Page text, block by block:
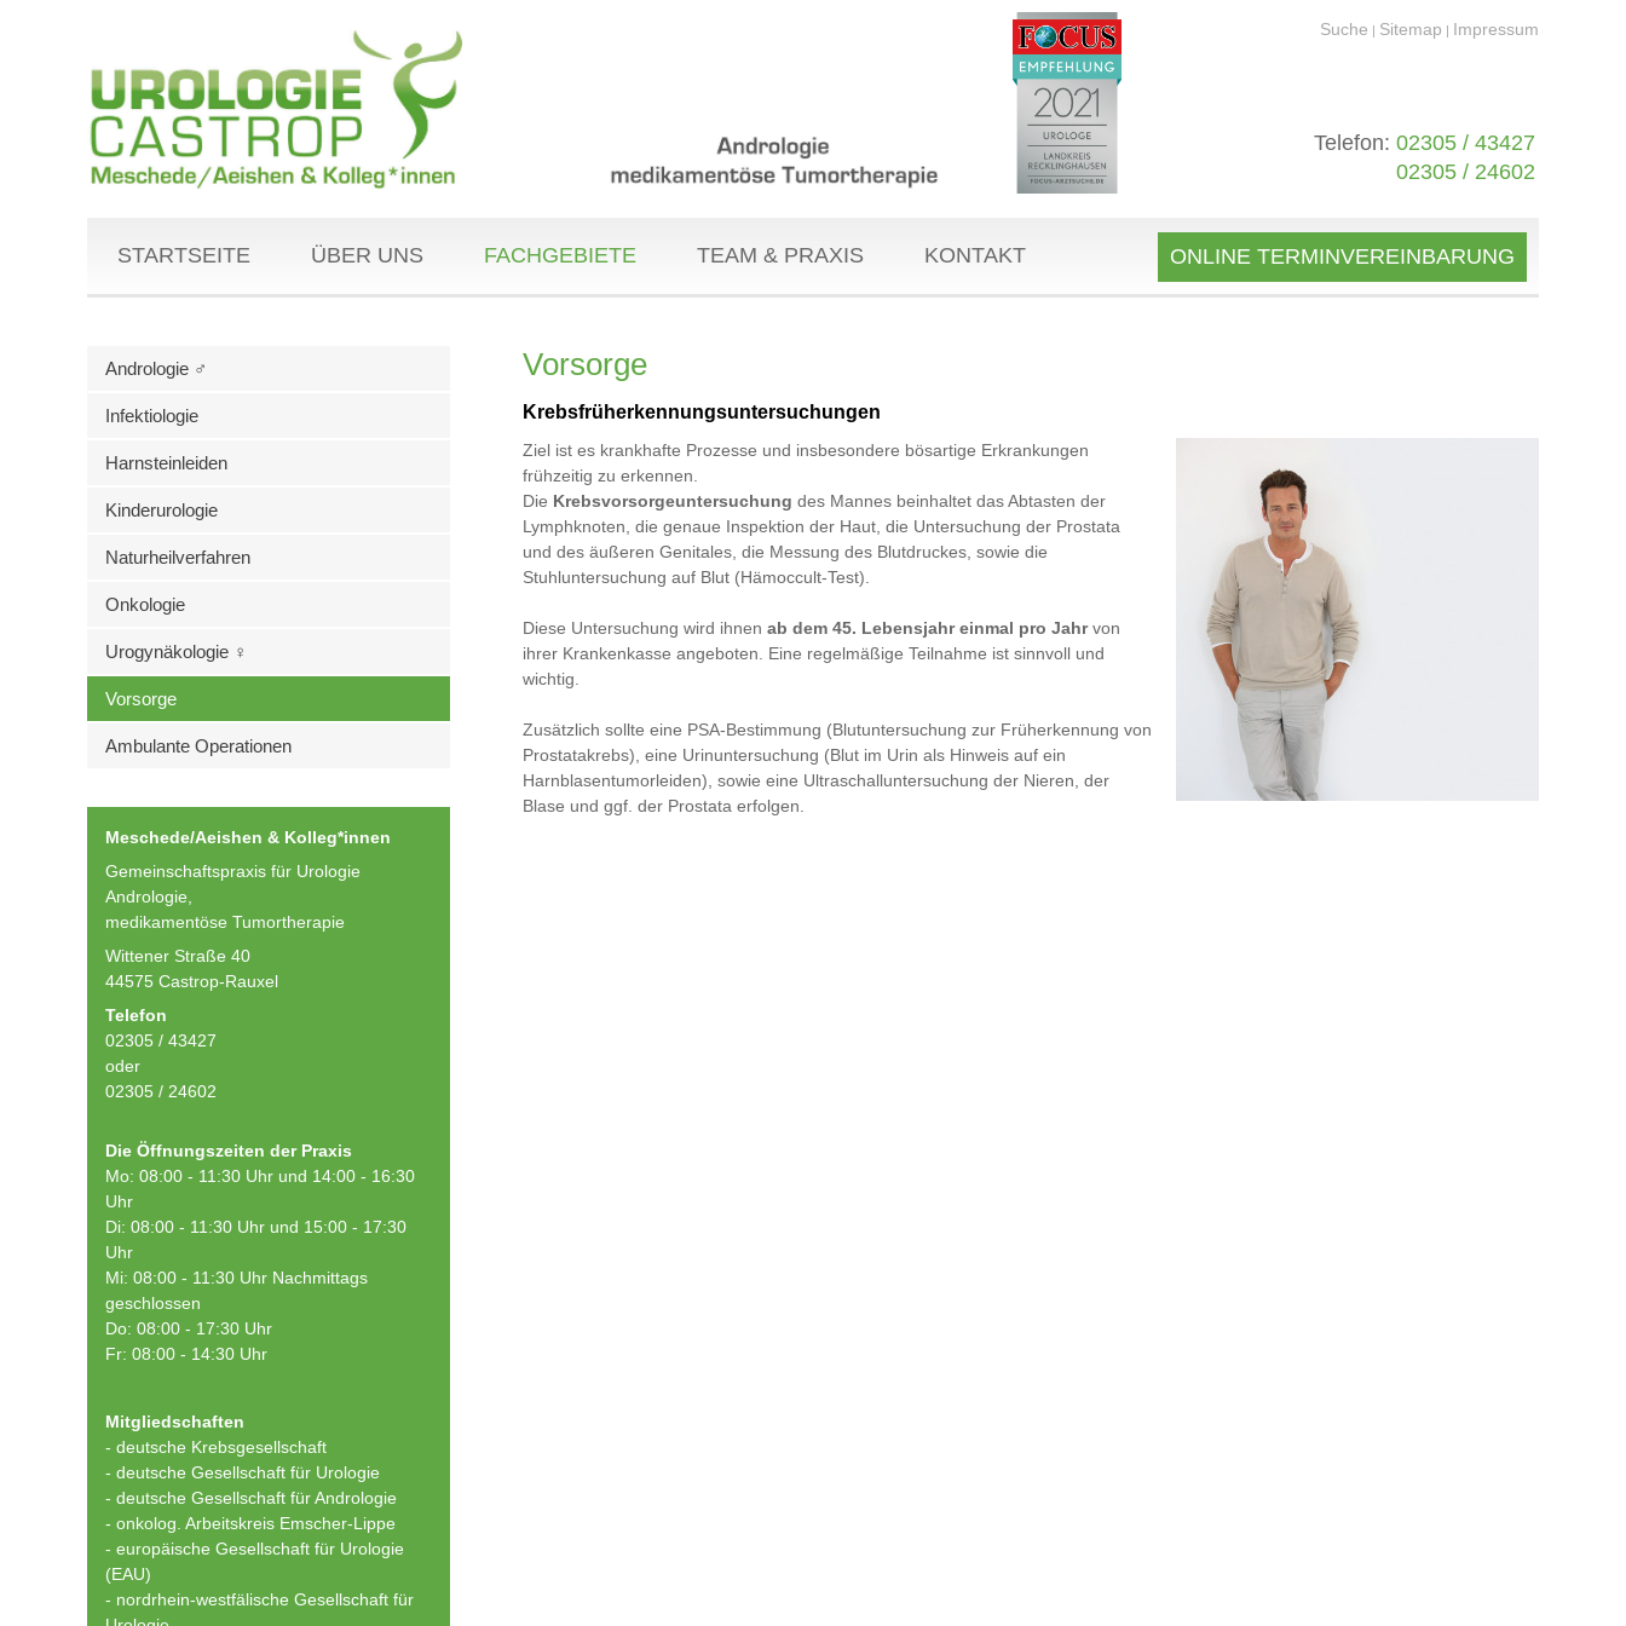
Suche | Sitemap | Impressum
Telefon: 02305 / 43427
02305 / 24602
STARTSEITE ÜBER UNS FACHGEBIETE TEAM & PRAXIS KONTAKT ONLINE TERMINVEREINBARUNG
Andrologie ♂
Infektiologie
Harnsteinleiden
Kinderurologie
Naturheilverfahren
Onkologie
Urogynäkologie ♀
Vorsorge
Ambulante Operationen
Meschede/Aeishen & Kolleg*innen
Gemeinschaftspraxis für Urologie
Andrologie,
medikamentöse Tumortherapie
Wittener Straße 40
44575 Castrop-Rauxel
Telefon
02305 / 43427
oder
02305 / 24602
Die Öffnungszeiten der Praxis
Mo: 08:00 - 11:30 Uhr und 14:00 - 16:30
Uhr
Di: 08:00 - 11:30 Uhr und 15:00 - 17:30
Uhr
Mi: 08:00 - 11:30 Uhr Nachmittags
geschlossen
Do: 08:00 - 17:30 Uhr
Fr: 08:00 - 14:30 Uhr
Mitgliedschaften
- deutsche Krebsgesellschaft
- deutsche Gesellschaft für Urologie
- deutsche Gesellschaft für Andrologie
- onkolog. Arbeitskreis Emscher-Lippe
- europäische Gesellschaft für Urologie
(EAU)
- nordrhein-westfälische Gesellschaft für
Vorsorge
Krebsfrüherkennungsuntersuchungen
Ziel ist es krankhafte Prozesse und insbesondere bösartige Erkrankungen
frühzeitig zu erkennen.
Die Krebsvorsorgeuntersuchung des Mannes beinhaltet das Abtasten der
Lymphknoten, die genaue Inspektion der Haut, die Untersuchung der Prostata
und des äußeren Genitales, die Messung des Blutdruckes, sowie die
Stuhluntersuchung auf Blut (Hämoccult-Test).
Diese Untersuchung wird ihnen ab dem 45. Lebensjahr einmal pro Jahrvon
ihrer Krankenkasse angeboten. Eine regelmäßige Teilnahme ist sinnvoll und
wichtig.
Zusätzlich sollte eine PSA-Bestimmung (Blutuntersuchung zur Früherkennung von
Prostatakrebs), eine Urinuntersuchung (Blut im Urin als Hinweis auf ein
Harnblasentumorleiden), sowie eine Ultraschalluntersuchung der Nieren, der
Blase und ggf. der Prostata erfolgen.